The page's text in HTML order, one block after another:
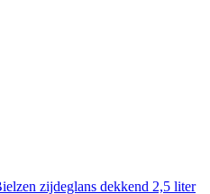
zijdeglans dekkend 2,5 liter